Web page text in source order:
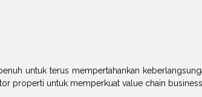
untuk terus mempertahankan
properti untuk memperkuat value chain